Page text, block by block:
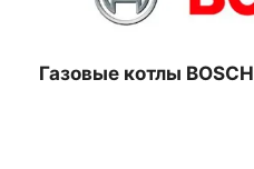
Газовые котлы BOSCH